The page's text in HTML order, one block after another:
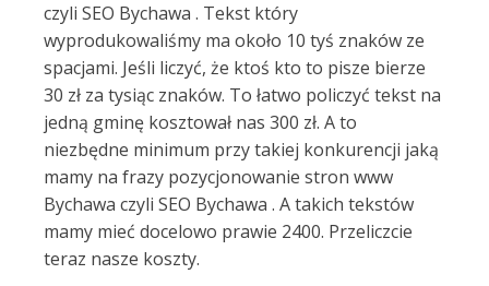
czyli SEO Bychawa . Tekst który
wyprodukowaliśmy ma około 10 tyś znaków ze
spacjami. Jeśli liczyć, że ktoś kto to pisze bierze
30 zł za tysiąc znaków. To łatwo policzyć tekst na
jedną gminę kosztował nas 300 zł. A to
niezbędne minimum przy takiej konkurencji jaką
mamy na frazy pozycjonowanie stron www
Bychawa czyli SEO Bychawa . A takich tekstów
mamy mieć docelowo prawie 2400. Przeliczcie
teraz nasze koszty.